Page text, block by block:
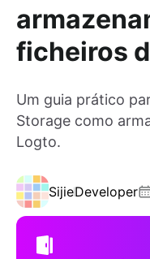
ficheiros
Um guia prático
Storage como
Logto.
SijieDeveloper